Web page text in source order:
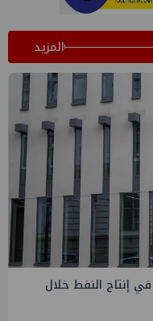
المزيد
مصر للطاقة